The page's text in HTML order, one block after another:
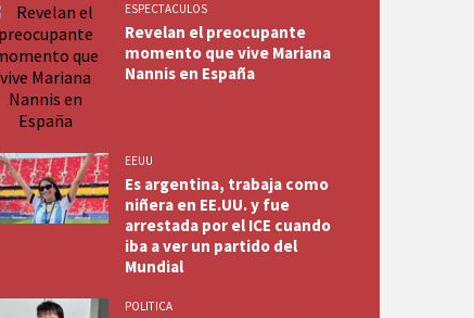
ESPECTACULOS
Revelan el preocupante
momento que vive Mariana
Nannis en España
EEUU
Es argentina, trabaja como
niñera en EE.UU. y fue
arrestada por el ICE cuando
iba a ver un partido del
Mundial
POLITICA